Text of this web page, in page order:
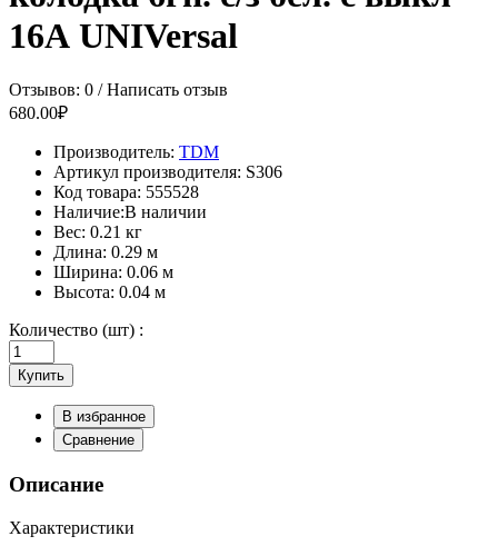
16А UNIVersal
Отзывов: 0 /Написать отзыв
680.00₽
Производитель: TDM
Артикул производителя: S306
Код товара: 555528
Наличие:В наличии
Вес: 0.21 кг
Длина: 0.29 м
Ширина: 0.06 м
Высота: 0.04 м
Количество (шт) :
Купить
В избранное
Сравнение
Описание
Характеристики